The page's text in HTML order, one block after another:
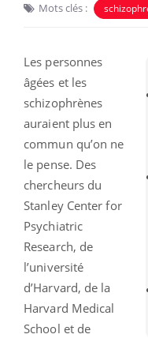
Mots clés :
Les personnes
âgées et les
schizophrènes
auraient plus en
commun qu’on ne
le pense. Des
chercheurs du
Stanley Center for
Psychiatric
Research, de
l’université
d’Harvard, de la
Harvard Medical
School et de